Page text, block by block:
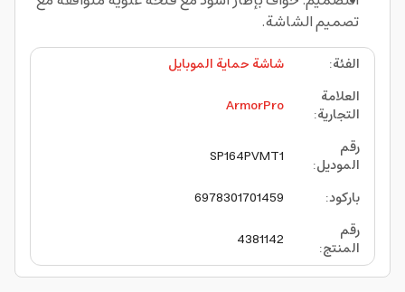
تصميم الشاشة.
الفئة:
شاشة حماية الموبايل
العلامة
التجارية:
ArmorPro
رقم
الموديل:
SP164PVMT1
باركود:
6978301701459
رقم
المنتج:
4381142